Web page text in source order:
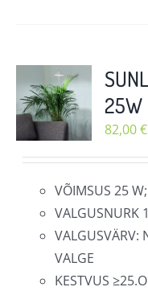
25W
82,00€
VÕIMSUS 25
VALGUSNURK
VALGUSVÄRV:
VALGE
KESTVUS